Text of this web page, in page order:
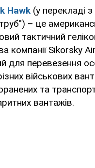
Hawk (у перекладі з
– це
тактичний
компанії Sikorsky
для перевезення
військових
та
вантажів.